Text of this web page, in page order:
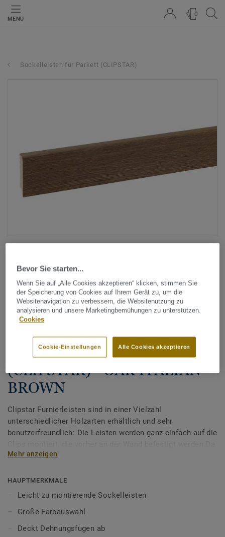
MENU
0
Sockelleisten für Parkett (CLIPSTAR)
Alle Designs anzeigen (27)
Tarkett Zubehör Komplettsortiment|Sockelleisten
Sockelleisten für Parkett
(CLIPSTAR) - OAK ITALIAN
BROWN
Clipstar Furnierleisten sind in einer Vielzahl
unterschiedlicher Holzarten erhältlich und sehr
benutzerfreundlich: Die Leisten werden ganz einfach auf die
Holz "arbeitet", sollten Sie immer einen Abstand - eine
mindestens 8–10 mm zwischen Boden und Wänden,
Schwellen, Rohren, Stufen, Kaminen, Steinböden usw.
Profile oder Heizkörperrosetten verdeckt werden.Holz ist
ein Naturprodukt. Abweichungen in Farbe und Struktur sind
Mehr anzeigen
HAUPTMERKMALE
Leicht zu montierende Sockelleisten
Große Farbauswahl
Deckt Dehnungsfugen ab
Bevor Sie starten...
Wenn Sie auf „Alle Cookies akzeptieren“ klicken, stimmen Sie
der Speicherung von Cookies auf Ihrem Gerät zu, um die
Websitenavigation zu verbessern, die Websitenutzung zu
analysieren und unsere Marketingbemühungen zu unterstützen.
Cookies
Alle Cookies akzeptieren
Cookie-Einstellungen